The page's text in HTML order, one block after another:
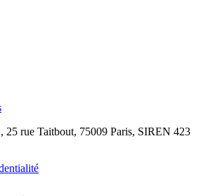
25 rue Taitbout, 75009 Paris, SIREN 423